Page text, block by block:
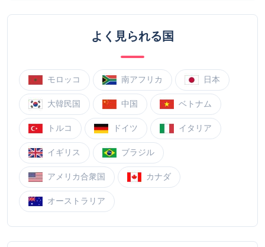
よく見られる国
モロッコ 南アフリカ 日本
大韓民国 中国 ベトナム
トルコ ドイツ イタリア
イギリス ブラジル
アメリカ合衆国 カナダ
オーストラリア